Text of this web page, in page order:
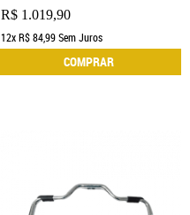
R$ 1.019,90
12xR$ 84,99Sem Juros
COMPRAR